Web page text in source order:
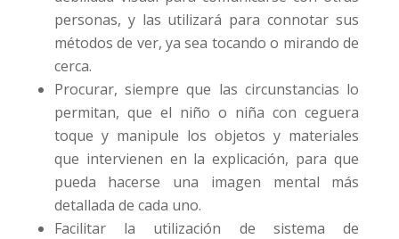
personas, y las utilizará para connotar sus
métodos de ver, ya sea tocando o mirando de
cerca.
Procurar, siempre que las circunstancias lo
permitan, que el niño o niña con ceguera
toque y manipule los objetos y materiales
que intervienen en la explicación, para que
pueda hacerse una imagen mental más
detallada de cada uno.
Facilitar la utilización de sistema de